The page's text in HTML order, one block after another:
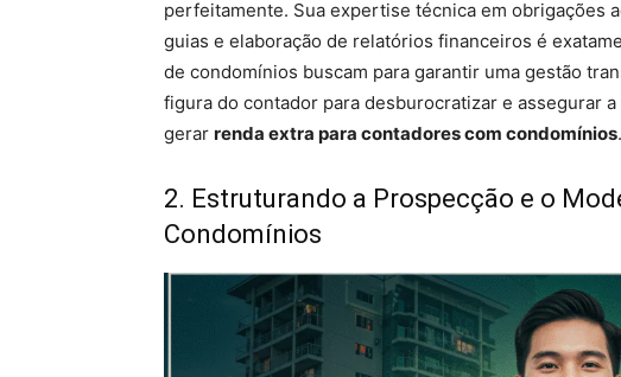
perfeitamente. Sua expertise técnica em obrigações
guias e elaboração de relatórios financeiros é
de condomínios buscam para garantir uma gestão
figura do contador para desburocratizar e assegurar
gerar renda extra para contadores com condomínios.
2. Estruturando a Prospecção e o
Condomínios